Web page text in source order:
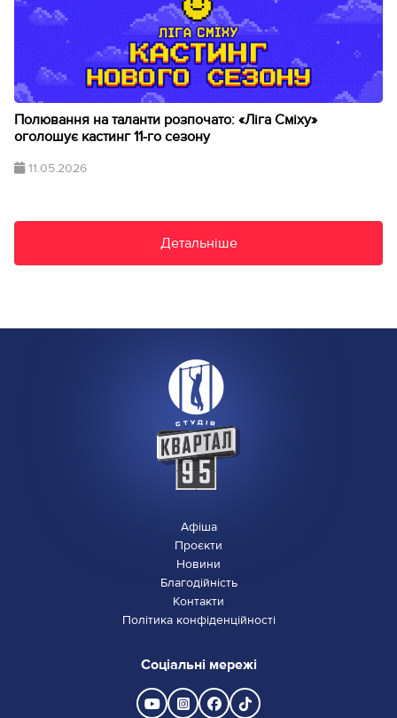
Полювання на таланти розпочато: «Ліга Сміху»
оголошує кастинг 11-го сезону
11.05.2026
Детальніше
Афіша
Проєкти
Новини
Благодійність
Контакти
Політика конфіденційності
Соціальні мережі